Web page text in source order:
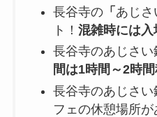
長谷寺の「 あじさ
ト！ 混雑時には
長谷寺のあじさい
間は1時間～2時
長谷寺のあじさ
フェの休憩場所が